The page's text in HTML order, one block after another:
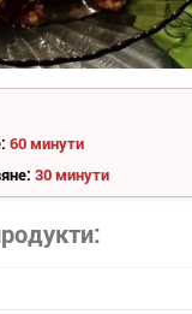
60 минути
30 минути